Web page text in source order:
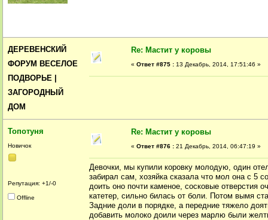
ДЕРЕВЕНСКИЙ
ФОРУМ ВЕСЕЛОЕ
ПОДВОРЬЕ |
ЗАГОРОДНЫЙ
ДОМ
Re: Мастит у коровы
« Ответ #875 : 13 Декабрь, 2014, 17:51:46 »
Топотуня
Новичок
Репутация: +1/-0
Offline
Re: Мастит у коровы
« Ответ #876 : 21 Декабрь, 2014, 06:47:19 »
Девочки, мы купили коровку молодую, один
забирал сам, хозяйка сказала что мол она с 5
доить оно почти каменое, сосковые отверстия
катетер, сильно билась от боли. Потом вымя
Задние доли в порядке, а передние тяжело
добавить молоко доили через марлю были